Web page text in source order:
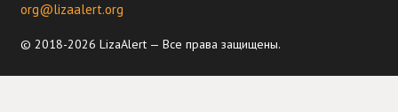
org@lizaalert.org
© 2018-2026 LizaAlert — Все права защищены.